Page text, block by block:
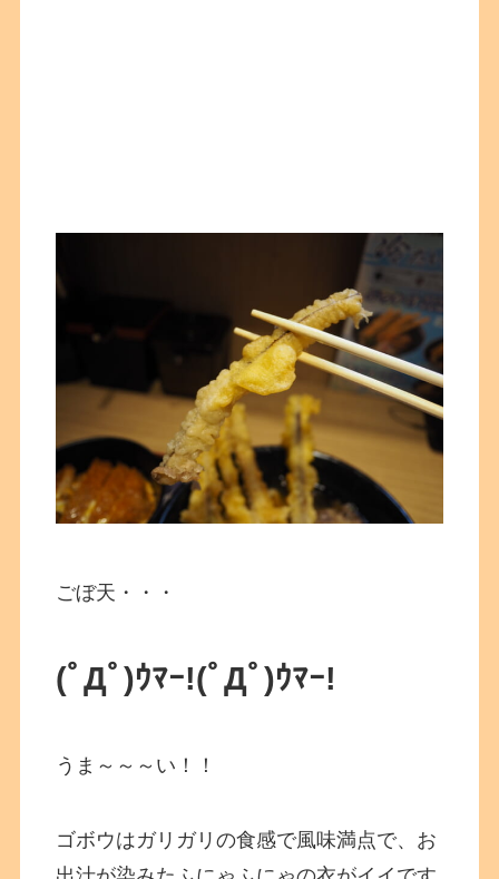
ごぼ天・・・
(ﾟДﾟ)ｳﾏｰ!(ﾟДﾟ)ｳﾏｰ!
うま～～～い！！
ゴボウはガリガリの食感で風味満点で、お